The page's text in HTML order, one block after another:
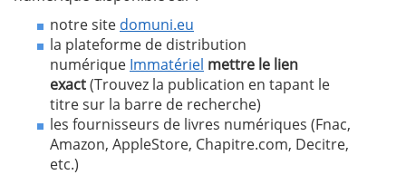
notre site domuni.eu
la plateforme de distribution
numérique Immatériel mettre le lien
exact(Trouvez la publication en tapant le
titre sur la barre de recherche)
les fournisseurs de livres numériques (Fnac,
Amazon, AppleStore, Chapitre.com, Decitre,
etc.)